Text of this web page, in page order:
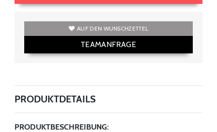
AUF DEN WUNSCHZETTEL
TEAMANFRAGE
PRODUKTDETAILS
PRODUKTBESCHREIBUNG: